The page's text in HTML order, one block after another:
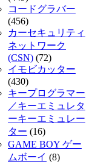
コードグラバー
(456)
カーセキュリティ
ネットワーク
(CSN) (72)
イモビカッター
(430)
キープログラマー
／キーエミュレタ
ーキーエミュレー
ター (16)
GAME BOY ゲー
ムボーイ (8)